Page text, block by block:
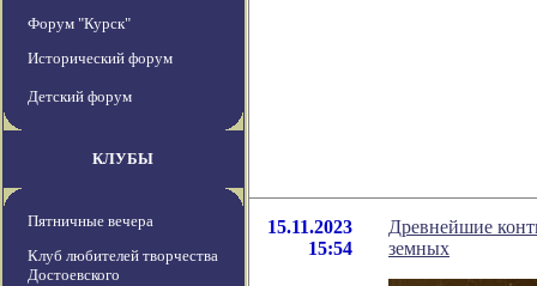
Форум "Курск"
Исторический форум
Детский форум
КЛУБЫ
Пятничные вечера
Клуб любителей творчества
Достоевского
15.11.2023
15:54
Древнейшие
земных